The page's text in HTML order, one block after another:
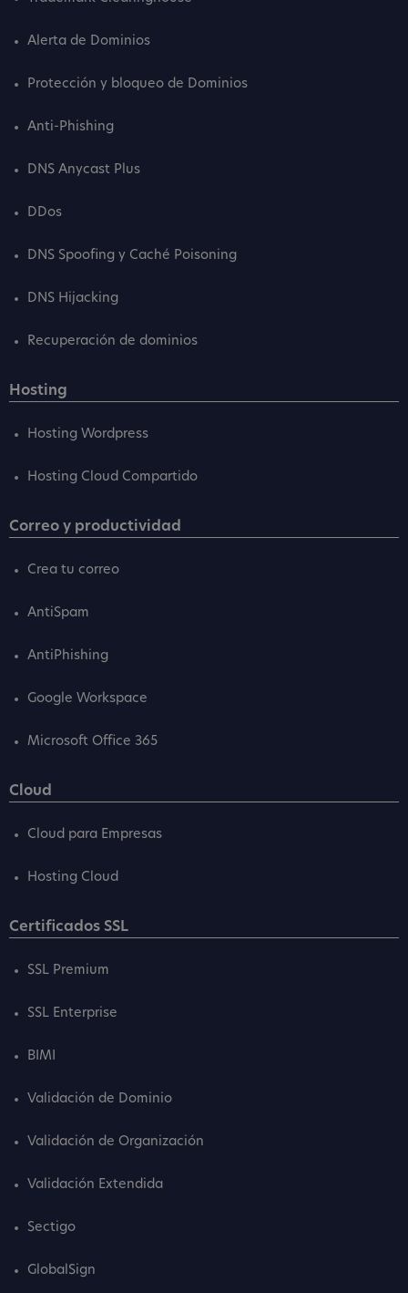
Alerta de Dominios
Protección y bloqueo de Dominios
Anti-Phishing
DNS Anycast Plus
DDos
DNS Spoofing y Caché Poisoning
DNS Hijacking
Recuperación de dominios
Hosting
Hosting Wordpress
Hosting Cloud Compartido
Correo y productividad
Crea tu correo
AntiSpam
AntiPhishing
Google Workspace
Microsoft Office 365
Cloud
Cloud para Empresas
Hosting Cloud
Certificados SSL
SSL Premium
SSL Enterprise
BIMI
Validación de Dominio
Validación de Organización
Validación Extendida
Sectigo
GlobalSign